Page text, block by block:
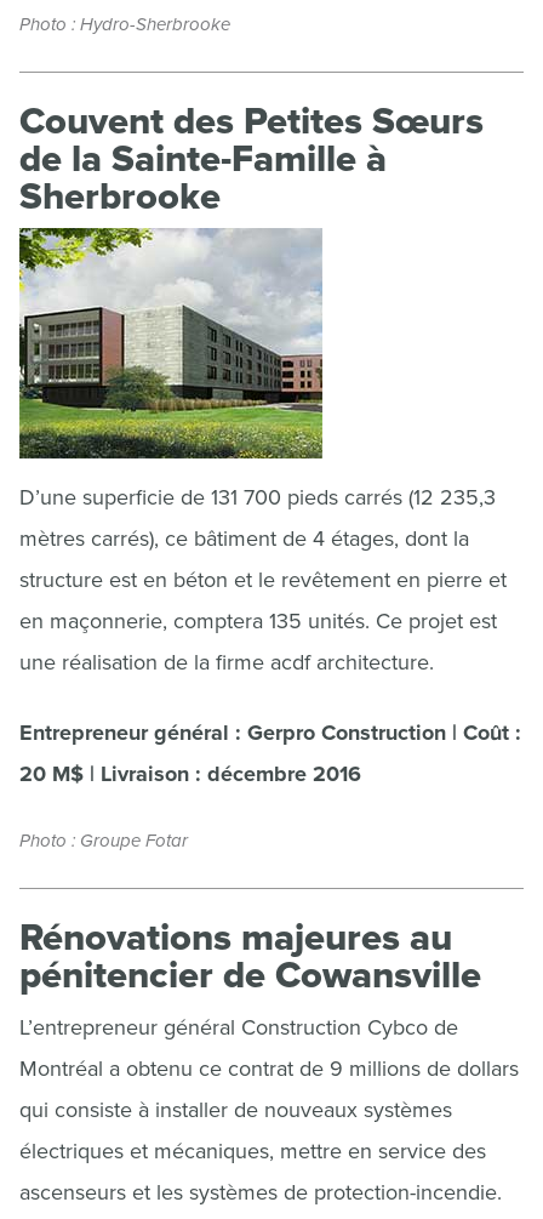
Photo : Hydro-Sherbrooke
Couvent des Petites Sœurs
de la Sainte-Famille à
Sherbrooke
D’une superficie de 131 700 pieds carrés (12 235,3
mètres carrés), ce bâtiment de 4 étages, dont la
structure est en béton et le revêtement en pierre et
en maçonnerie, comptera 135 unités. Ce projet est
une réalisation de la firme acdf architecture.
Entrepreneur général : Gerpro Construction | Coût :
20 M$ | Livraison : décembre 2016
Photo : Groupe Fotar
Rénovations majeures au
pénitencier de Cowansville
L’entrepreneur général Construction Cybco de
Montréal a obtenu ce contrat de 9 millions de dollars
qui consiste à installer de nouveaux systèmes
électriques et mécaniques, mettre en service des
ascenseurs et les systèmes de protection-incendie.